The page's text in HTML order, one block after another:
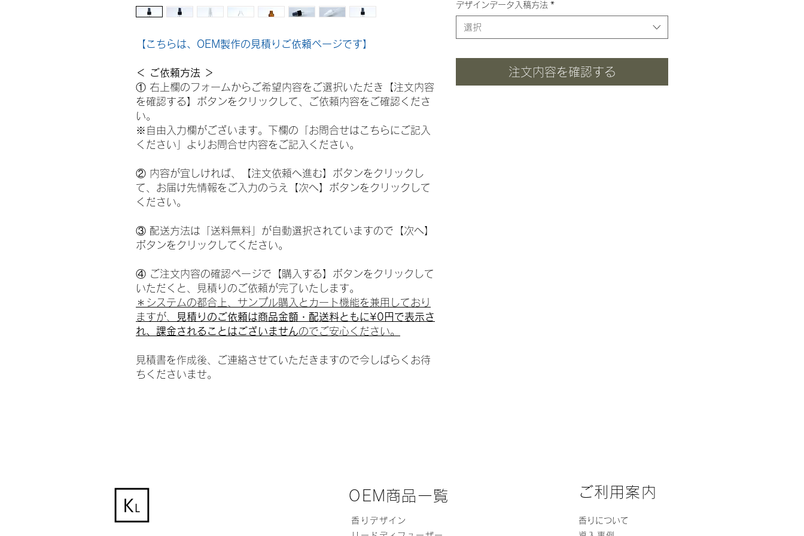
【こちらは、OEM製作の見積りご依頼ページです】
＜ ご依頼方法 ＞
① 右上欄のフォームからご希望内容をご選択いただき【注文内容
を確認する】ボタンをクリックして、ご依頼内容をご確認くださ
い。
※自由入力欄がございます。下欄の「お問合せはこちらにご記入
ください」よりお問合せ内容をご記入ください。
② 内容が宜しければ、【注文依頼へ進む】ボタンをクリックし
て、お届け先情報をご入力のうえ【次へ】ボタンをクリックして
ください。
③ 配送方法は「送料無料」が自動選択されていますので【次へ】
ボタンをクリックしてください。
④ ご注文内容の確認ページで【購入する】ボタンをクリックして
いただくと、見積りのご依頼が完了いたします。
＊システムの都合上、サンプル購入とカート機能を兼用しており
ますが、
見積りのご依頼は商品金額・配送料ともに¥0円で表示さ
れ、課金されることはございませんのでご安心ください。
見積書を作成後、ご連絡させていただきますので今しばらくお待
ちくださいませ。
デザインデータ入稿方法 *
選択
注文内容を確認する
OEM商品一覧
香りデザイン
ご利用案内
​香りについて